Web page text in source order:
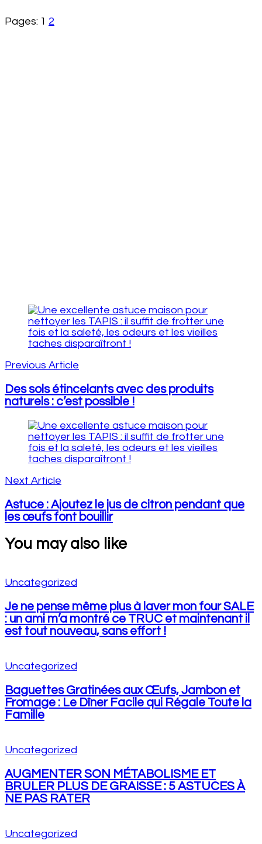
Pages: 1 2
Post
Navigation
Previous Article
Des sols étincelants avec des produits
naturels : c’est possible !
Next Article
Astuce : Ajoutez le jus de citron pendant que
les œufs font bouillir
You may also like
Uncategorized
Je ne pense même plus à laver mon four SALE
: un ami m’a montré ce TRUC et maintenant il
est tout nouveau, sans effort !
Uncategorized
Baguettes Gratinées aux Œufs, Jambon et
Fromage : Le Dîner Facile qui Régale Toute la
Famille
Uncategorized
AUGMENTER SON MÉTABOLISME ET
BRULER PLUS DE GRAISSE : 5 ASTUCES À
NE PAS RATER
Uncategorized